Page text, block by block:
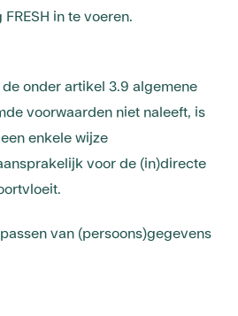
in te voeren.
onder artikel 3.9 algemene
voorwaarden niet naleeft, is
enkele wijze
voor de (in)directe
van (persoons)gegevens